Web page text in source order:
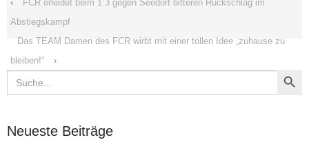
‹
FCR erleidet beim 1:3 gegen Seedorf bitteren Rückschlag im
Abstiegskampf
Das TEAM Damen des FCR wirbt mit einer tollen Idee „zuhause zu
bleiben!“
›
Search
for:
Search Button
Neueste Beiträge